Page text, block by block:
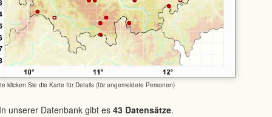
klicken Sie die Karte für Details (für angemeldete Personen)
unserer Datenbank gibt es 43 Datensätze.